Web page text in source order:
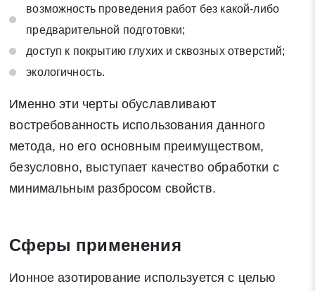
возможность проведения работ без какой-либо
предварительной подготовки;
доступ к покрытию глухих и сквозных отверстий;
экологичность.
Именно эти черты обуславливают
востребованность использования данного
метода, но его основным преимуществом,
безусловно, выступает качество обработки с
минимальным разбросом свойств.
Сферы применения
Ионное азотирование используется с целью